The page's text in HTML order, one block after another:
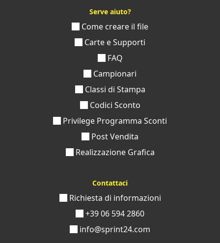
Serve aiuto?
Come creare il file
Carte e Supporti
FAQ
Campionari
Classi di Stampa
Codici Sconto
Privilege Programma Sconti
Post Vendita
Realizzazione Grafica
Contattaci
Richiesta di informazioni
+39 06 594 2860
info@sprint24.com